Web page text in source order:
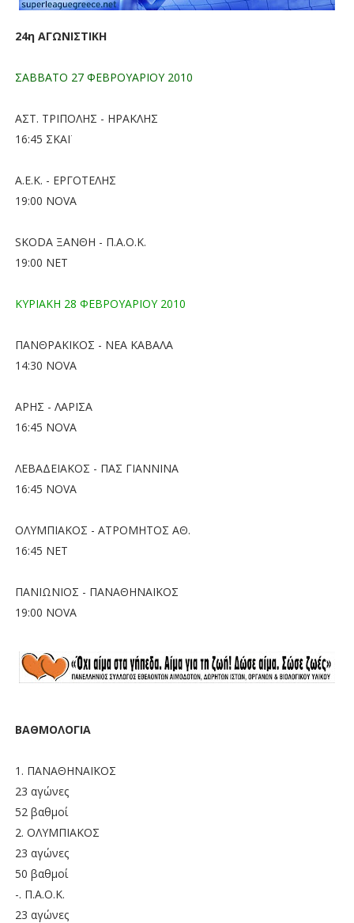
24η ΑΓΩΝΙΣΤΙΚΗ
ΣΑΒΒΑΤΟ 27 ΦΕΒΡΟΥΑΡΙΟΥ 2010
ΑΣΤ. ΤΡΙΠΟΛΗΣ - ΗΡΑΚΛΗΣ
16:45 ΣΚΑΪ
Α.Ε.Κ. - ΕΡΓΟΤΕΛΗΣ
19:00 ΝOVA
SKODA ΞΑΝΘΗ - Π.Α.Ο.Κ.
19:00 ΝET
ΚΥΡΙΑΚΗ 28 ΦΕΒΡΟΥΑΡΙΟΥ 2010
ΠΑΝΘΡΑΚΙΚΟΣ - ΝΕΑ ΚΑΒΑΛΑ
14:30 ΝOVA
ΑΡΗΣ - ΛΑΡΙΣΑ
16:45 ΝOVA
ΛΕΒΑΔΕΙΑΚΟΣ - ΠΑΣ ΓΙΑΝΝΙΝΑ
16:45 ΝOVA
ΟΛΥΜΠΙΑΚΟΣ - ΑΤΡΟΜΗΤΟΣ ΑΘ.
16:45 ΝET
ΠΑΝΙΩΝΙΟΣ - ΠΑΝΑΘΗΝΑΪΚΟΣ
19:00 ΝOVA
ΒΑΘΜΟΛΟΓΙΑ
1. ΠΑΝΑΘΗΝΑΪΚΟΣ
23 αγώνες
52 βαθμοί
2. ΟΛΥΜΠΙΑΚΟΣ
23 αγώνες
50 βαθμοί
-. Π.Α.Ο.Κ.
23 αγώνες